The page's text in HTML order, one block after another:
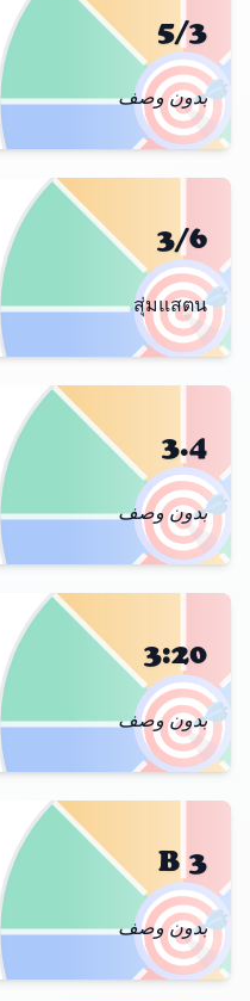
🎯
5/3
بدون وصف
🎯
3/6
สุ่มแสตน
🎯
3.4
بدون وصف
🎯
3:20
بدون وصف
🎯
3 B
بدون وصف